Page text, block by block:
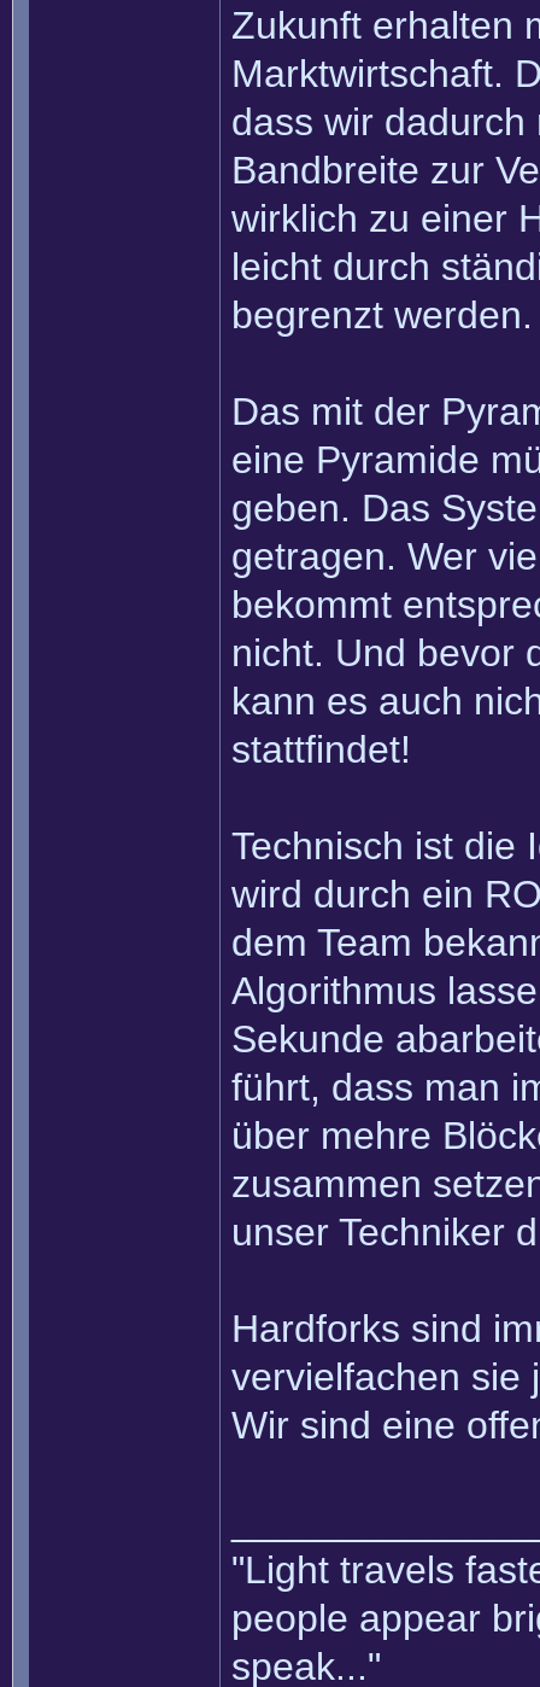
Zukunft erhalten
Marktwirtschaft.
dass wir
Bandbreite zur
wirklich zu einer
leicht durch
begrenzt werden.
Das mit der
eine Pyramide
geben. Das
getragen. Wer
bekommt
nicht. Und bevor
kann es auch
stattfindet!
Technisch ist die
wird durch ein
dem Team
Algorithmus
Sekunde
führt, dass man
über mehre
zusammen
unser Techniker
Hardforks sind
vervielfachen sie
Wir sind eine
"Light travels
people appear
speak..."